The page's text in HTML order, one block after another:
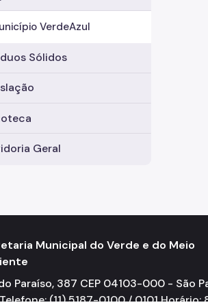
VerdeAzul
Sólidos
Geral
Municipal do Verde e do Meio
Paraíso, 387 CEP 04103-000 - São
(11) 5187-0100 / 0101 Horário: